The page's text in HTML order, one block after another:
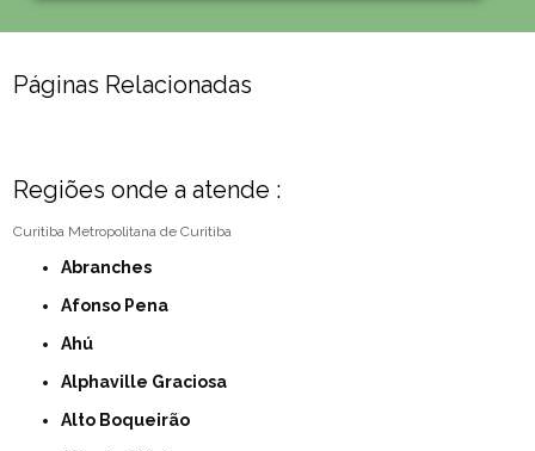
Páginas Relacionadas
Regiões onde a atende :
Curitiba Metropolitana de Curitiba
Abranches
Afonso Pena
Ahú
Alphaville Graciosa
Alto Boqueirão